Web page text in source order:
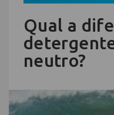
Qual a
neutro?